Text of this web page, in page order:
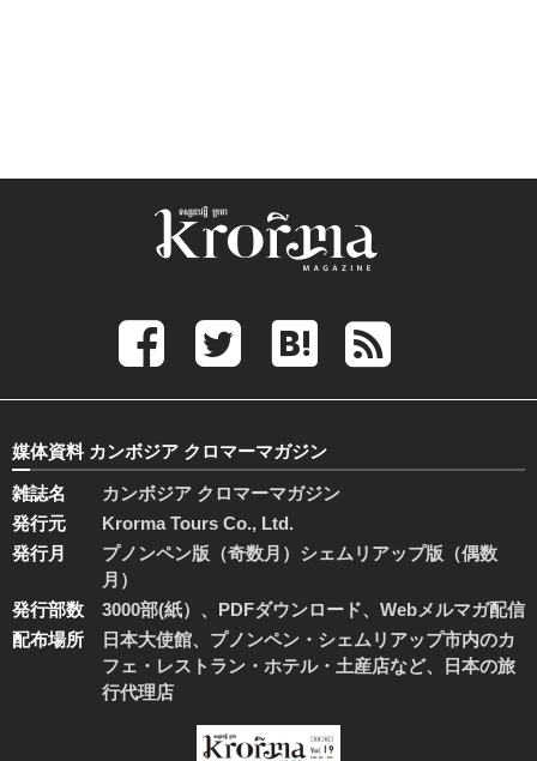
媒体資料 カンボジア クロマーマガジン
雑誌名
カンボジア クロマーマガジン
発行元
Krorma Tours Co., Ltd.
発行月
プノンペン版（奇数月）シェムリアップ版（偶数
月）
発行部数
3000部(紙）、PDFダウンロード、Webメルマガ配信
配布場所
日本大使館、プノンペン・シェムリアップ市内のカ
フェ・レストラン・ホテル・土産店など、日本の旅
行代理店